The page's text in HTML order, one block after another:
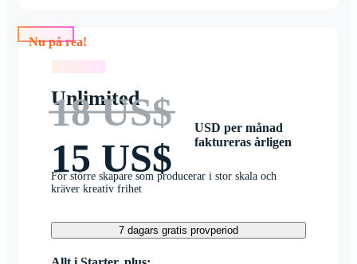
Nu på rea!
Unlimited
18 US$
15 US$
USD per månad
faktureras årligen
För större skapare som producerar i stor skala och
kräver kreativ frihet
7 dagars gratis provperiod